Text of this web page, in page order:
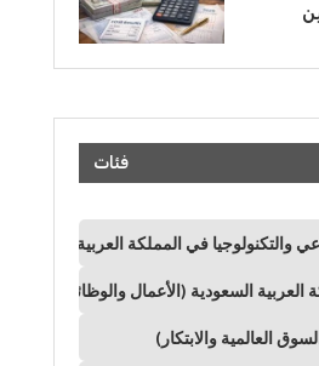
فئات
والتكنولوجيا في المملكة العربية السعودية
السعودية (الأعمال والوظائف والفرص)
العالمية والابتكار)